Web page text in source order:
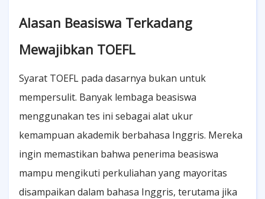
Alasan Beasiswa Terkadang
Mewajibkan TOEFL
Syarat TOEFL pada dasarnya bukan untuk
mempersulit. Banyak lembaga beasiswa
menggunakan tes ini sebagai alat ukur
kemampuan akademik berbahasa Inggris. Mereka
ingin memastikan bahwa penerima beasiswa
mampu mengikuti perkuliahan yang mayoritas
disampaikan dalam bahasa Inggris, terutama jika